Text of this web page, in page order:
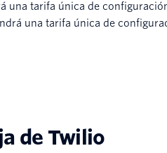
una tarifa única de
una tarifa única de
de Twilio